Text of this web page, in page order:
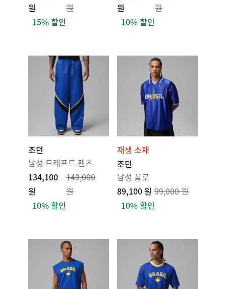
원
원
15% 할인
원
원
10% 할인
조던
남성 드래프트 팬츠
134,100
원
149,000
원
10% 할인
재생 소재
조던
남성 폴로
89,100 원 99,000 원
10% 할인